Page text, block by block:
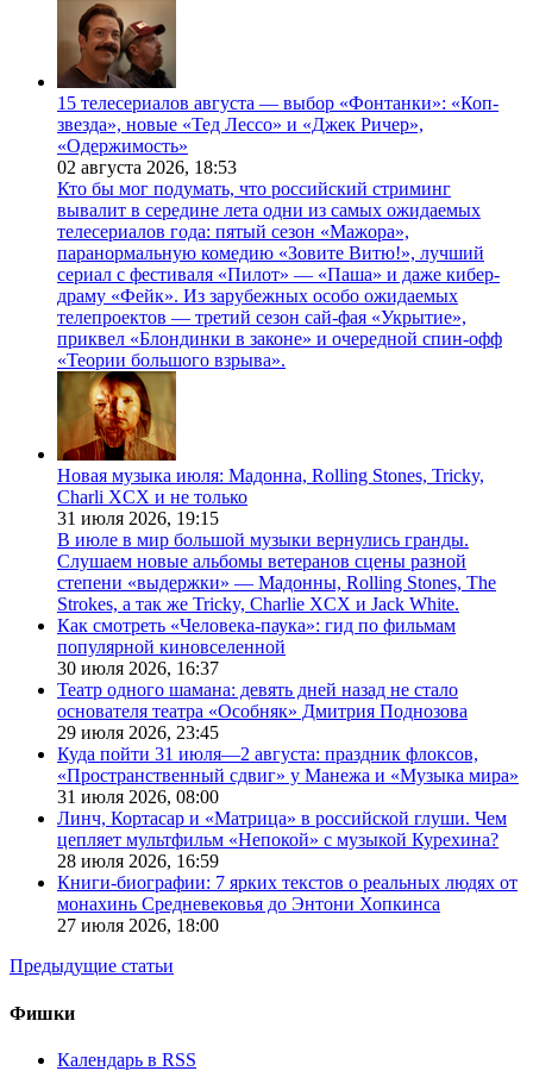
15 телесериалов августа — выбор «Фонтанки»: «Коп-
звезда», новые «Тед Лессо» и «Джек Ричер»,
«Одержимость»
02 августа 2026, 18:53
Кто бы мог подумать, что российский стриминг
вывалит в середине лета одни из самых ожидаемых
телесериалов года: пятый сезон «Мажора»,
паранормальную комедию «Зовите Витю!», лучший
сериал с фестиваля «Пилот» — «Паша» и даже кибер-
драму «Фейк». Из зарубежных особо ожидаемых
телепроектов — третий сезон сай-фая «Укрытие»,
приквел «Блондинки в законе» и очередной спин-офф
«Теории большого взрыва».
Новая музыка июля: Мадонна, Rolling Stones, Tricky,
Charli XCX и не только
31 июля 2026, 19:15
В июле в мир большой музыки вернулись гранды.
Слушаем новые альбомы ветеранов сцены разной
степени «выдержки» — Мадонны, Rolling Stones, The
Strokes, а так же Tricky, Charlie XCX и Jack White.
Как смотреть «Человека-паука»: гид по фильмам
популярной киновселенной
30 июля 2026, 16:37
Театр одного шамана: девять дней назад не стало
основателя театра «Особняк» Дмитрия Поднозова
29 июля 2026, 23:45
Куда пойти 31 июля—2 августа: праздник флоксов,
«Пространственный сдвиг» у Манежа и «Музыка мира»
31 июля 2026, 08:00
Линч, Кортасар и «Матрица» в российской глуши. Чем
цепляет мультфильм «Непокой» с музыкой Курехина?
28 июля 2026, 16:59
Книги-биографии: 7 ярких текстов о реальных людях от
монахинь Средневековья до Энтони Хопкинса
27 июля 2026, 18:00
Предыдущие статьи
Фишки
Календарь в RSS